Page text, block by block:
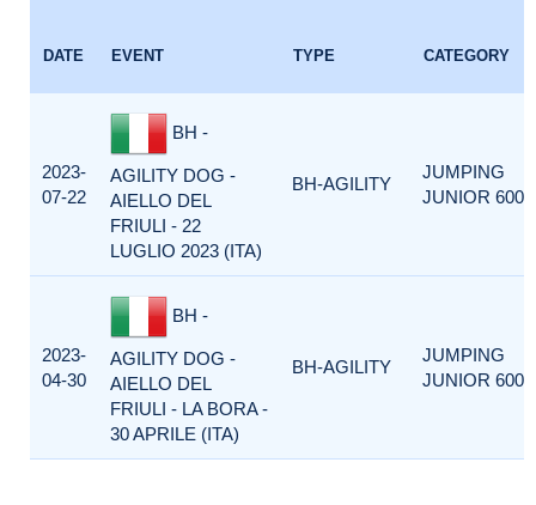
DATE EVENT TYPE CATEGORY
2023-
07-22
BH -
AGILITY DOG -
AIELLO DEL
FRIULI - 22
LUGLIO 2023 (ITA)
BH-AGILITY
JUMPING
JUNIOR 600
2023-
04-30
BH -
AGILITY DOG -
AIELLO DEL
FRIULI - LA BORA -
30 APRILE (ITA)
BH-AGILITY
JUMPING
JUNIOR 600